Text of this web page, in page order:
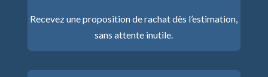
Recevez une proposition de rachat dès l’estimation,
sans attente inutile.